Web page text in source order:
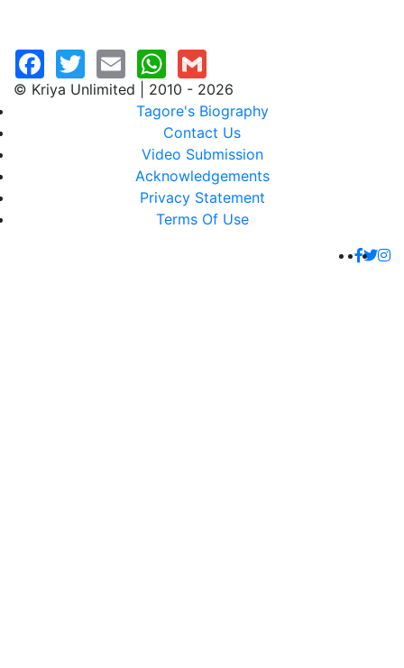
© Kriya Unlimited | 2010 - 2026
Tagore's Biography
Contact Us
Video Submission
Acknowledgements
Privacy Statement
Terms Of Use